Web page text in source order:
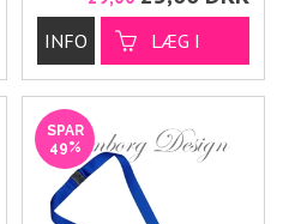
SPAR
49%